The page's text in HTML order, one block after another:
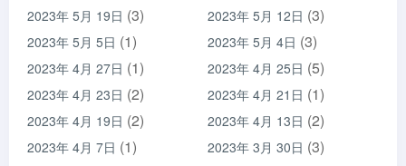
2023年 5月 19日 (3) 2023年 5月 12日 (3)
2023年 5月 5日 (1) 2023年 5月 4日 (3)
2023年 4月 27日 (1) 2023年 4月 25日 (5)
2023年 4月 23日 (2) 2023年 4月 21日 (1)
2023年 4月 19日 (2) 2023年 4月 13日 (2)
2023年 4月 7日 (1) 2023年 3月 30日 (3)